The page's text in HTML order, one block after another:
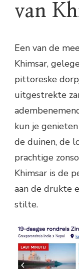
van
Een van de
Khimsar,
pittoreske
uitgestrekte
kun je
de duinen, de
prachtige
Khimsar is de
aan de drukte
stilte.